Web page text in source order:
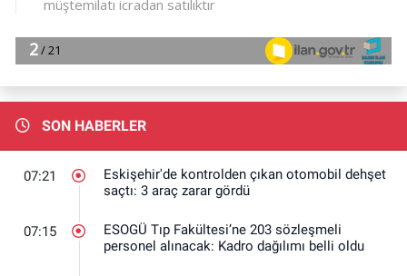
SON HABERLER
07:21
Eskişehir'de kontrolden çıkan otomobil dehşet
saçtı: 3 araç zarar gördü
07:15
ESOGÜ Tıp Fakültesi’ne 203 sözleşmeli
personel alınacak: Kadro dağılımı belli oldu